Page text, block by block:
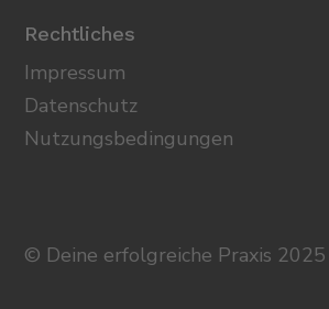
Rechtliches
Impressum
Datenschutz
Nutzungsbedingungen
© Deine erfolgreiche Praxis 2025